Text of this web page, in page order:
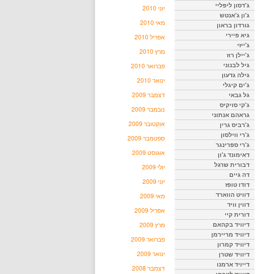
יוני 2010
מאי 2010
אפריל 2010
מרץ 2010
פברואר 2010
ינואר 2010
דצמבר 2009
נובמבר 2009
אוקטובר 2009
ספטמבר 2009
אוגוסט 2009
יולי 2009
יוני 2009
מאי 2009
אפריל 2009
מרץ 2009
פברואר 2009
ינואר 2009
דצמבר 2008
ג'דסון ליפליי
ג'ון ג'אנטש
גורדון בראון
גיא פיירי
ג'ייזי
ג'יילן רוז
גיל לבנוני
גילה גדעון
ג'ים קיגלי
גל גבאי
ג'קי סויקיס
גראהם אנתוני
ג'רביס גרין
ג'רי ווילסון
ג'רי ספרינגר
דאימונד ג'ון
דבורית שרגל
דה גיים
דודו טופז
דוויט הווארד
דווין וויד
דורית קיי
דיוויד בקהאם
דיוויד מריירמן
דיוויד קמרון
דיוויד שטרן
דייויד ארמנו